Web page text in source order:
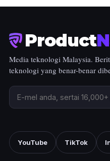
Product
Media teknologi Malaysia.
teknologi yang benar-benar
YouTube TikTok